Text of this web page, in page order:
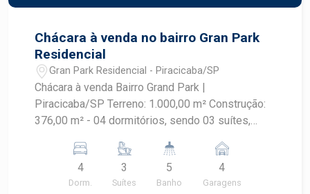
Chácara à venda no bairro Gran Park
Residencial
Gran Park Residencial - Piracicaba/SP
Chácara à venda Bairro Grand Park |
Piracicaba/SP Terreno: 1.000,00 m² Construção:
376,00 m² - 04 dormitórios, sendo 03 suítes,
ideal para home office ou estudos - Cozinha
ampla, funcional e bem iluminada - Sala de jantar
integrada e aconchegante - Sala de TV espaçosa
4
Dorm.
3
Suítes
5
Banho
4
Garagens